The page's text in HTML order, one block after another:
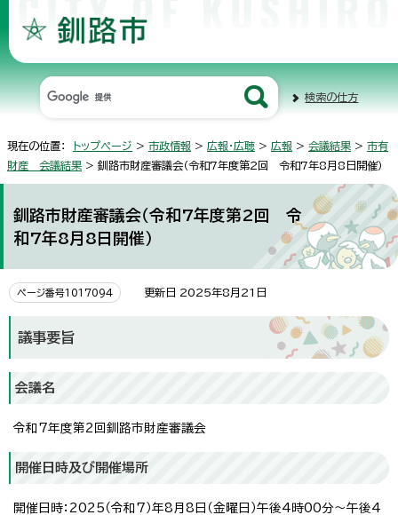
検索の仕方
現在の位置： トップページ > 市政情報 > 広報・広聴 > 広報 > 会議結果 > 市有
財産 会議結果 > 釧路市財産審議会（令和7年度第2回 令和7年8月8日開催）
釧路市財産審議会（令和7年度第2回 令
和7年8月8日開催）
ページ番号1017094 更新日 2025年8月21日
議事要旨
会議名
令和7年度第2回釧路市財産審議会
開催日時及び開催場所
開催日時：2025（令和7）年8月8日（金曜日）午後4時00分～午後4